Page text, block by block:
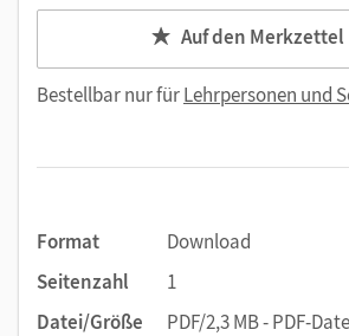
Auf den Merkzettel
Bestellbar nur fürLehrpersonen und
Format
Download
Seitenzahl
1
Datei/Größe
PDF/2,3 MB - PDF-